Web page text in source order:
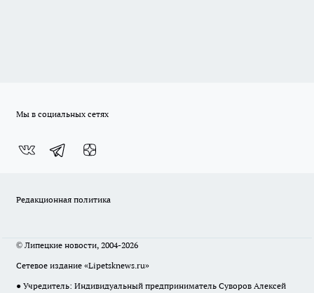
Мы в социальных сетях
Редакционная политика
© Липецкие новости, 2004-2026
Сетевое издание «Lipetsknews.ru»
● Учредитель: Индивидуальный предприниматель Суворов Алексей